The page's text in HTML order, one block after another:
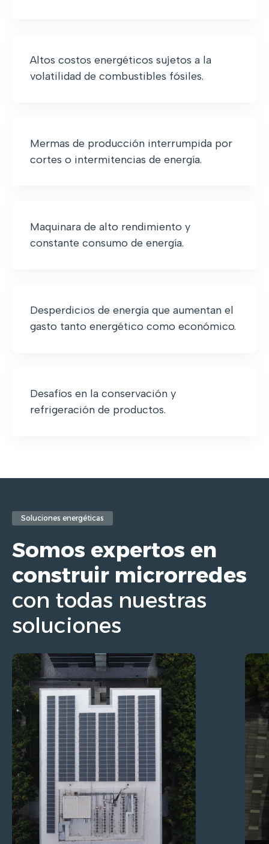
Altos costos energéticos sujetos a la
volatilidad de combustibles fósiles.
Mermas de producción interrumpida por
cortes o intermitencias de energía.
Maquinara de alto rendimiento y
constante consumo de energía.
Desperdicios de energía que aumentan el
gasto tanto energético como económico.
Desafíos en la conservación y
refrigeración de productos.
Soluciones energéticas
Somos expertos en
construir microrredes
con todas nuestras
soluciones